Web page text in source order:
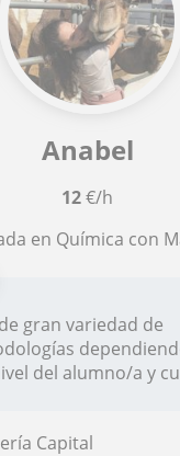
Anabel
12€/h
Química con Máster en Profesorado da
gran variedad de
del alumno/a y
Capital